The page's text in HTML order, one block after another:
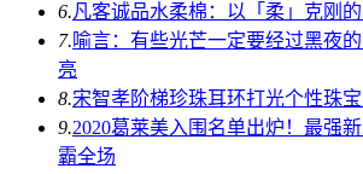
6.凡客诚品水柔棉：以「柔」克刚
7.喻言：有些光芒一定要经过黑夜
亮
8.宋智孝阶梯珍珠耳环打光个性珠
9.2020葛莱美入围名单出炉！最强
霸全场